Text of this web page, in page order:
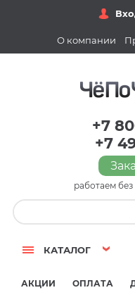
О компании
+7
+7
работаем
КАТАЛОГ
АКЦИИ ОПЛАТА